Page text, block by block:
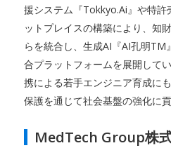
援システム『Tokkyo.Ai』や特許
ットプレイスの構築により、知
らを統合し、生成AI『AI孔明TM
合プラットフォームを展開して
携による若手エンジニア育成に
保護を通じて社会基盤の強化に
MedTech Group株